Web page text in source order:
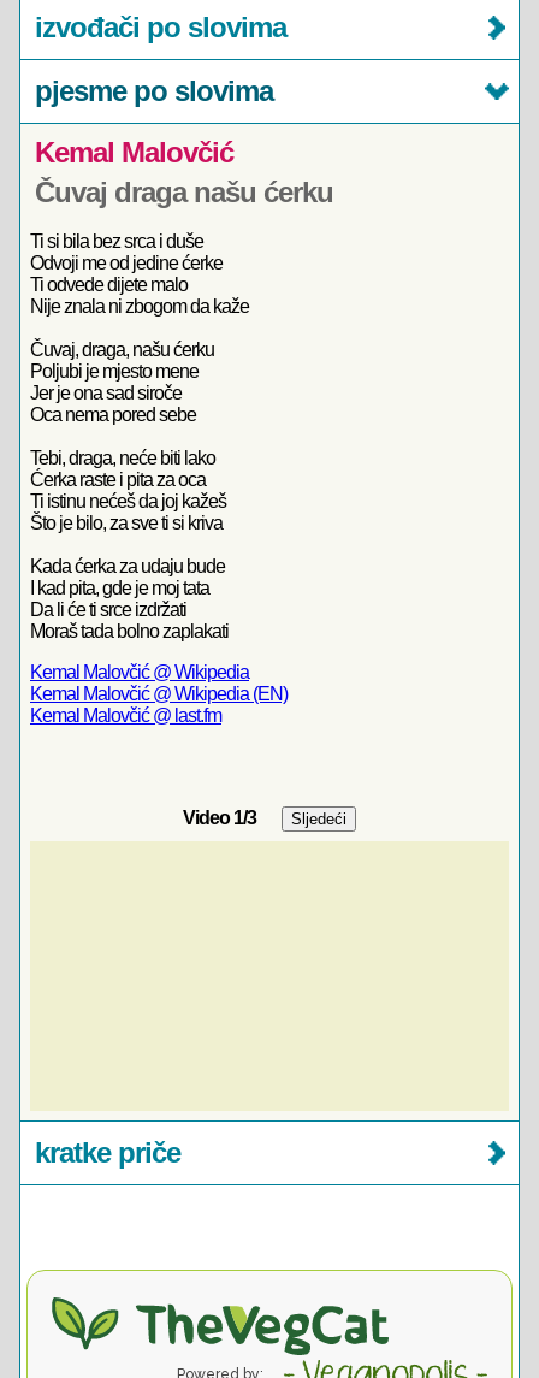
izvođači po slovima
pjesme po slovima
Kemal Malovčić
Čuvaj draga našu ćerku
Ti si bila bez srca i duše
Odvoji me od jedine ćerke
Ti odvede dijete malo
Nije znala ni zbogom da kaže
Čuvaj, draga, našu ćerku
Poljubi je mjesto mene
Jer je ona sad siroče
Oca nema pored sebe
Tebi, draga, neće biti lako
Ćerka raste i pita za oca
Ti istinu nećeš da joj kažeš
Što je bilo, za sve ti si kriva
Kada ćerka za udaju bude
I kad pita, gde je moj tata
Da li će ti srce izdržati
Moraš tada bolno zaplakati
Kemal Malovčić @ Wikipedia
Kemal Malovčić @ Wikipedia (EN)
Kemal Malovčić @ last.fm
Video1/3
kratke priče